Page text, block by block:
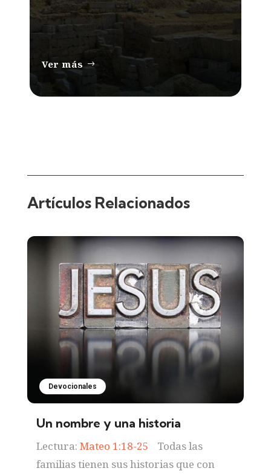
Ver más
Artículos Relacionados
Devocionales
Un nombre y una historia
Lectura: Mateo 1:18-25 Todas las
familias tienen sus historias que con